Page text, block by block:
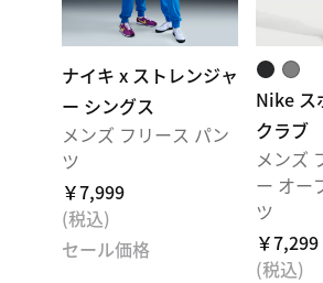
ナイキ x ストレンジャ
ー シングス
メンズ フリース パン
ツ
￥7,999
(税込)
セール価格
Nike ス
クラブ
メンズ
ー オー
ツ
￥7,299
(税込)